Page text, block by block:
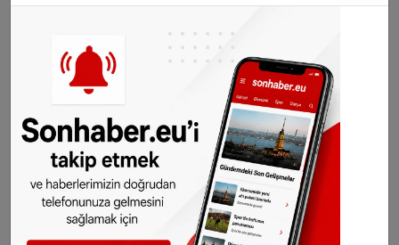
Boudié, teklifin anayasal açıdan ciddi riskler
taşıdığı uyarısında bulundu. Boudié, laikliğin
kamusal alanın tümüyle dinsel ifadelerden
arındırılması anlamına gelmediğini vurguladı.
Fransız basınına yansıyan açıklamalarında,
2010 yılında kabul edilen “kamusal alanda
yüzün gizlenmesi yasağı”nın kamu düzeni
gerekçesine dayandığını hatırlatarak, mevcut